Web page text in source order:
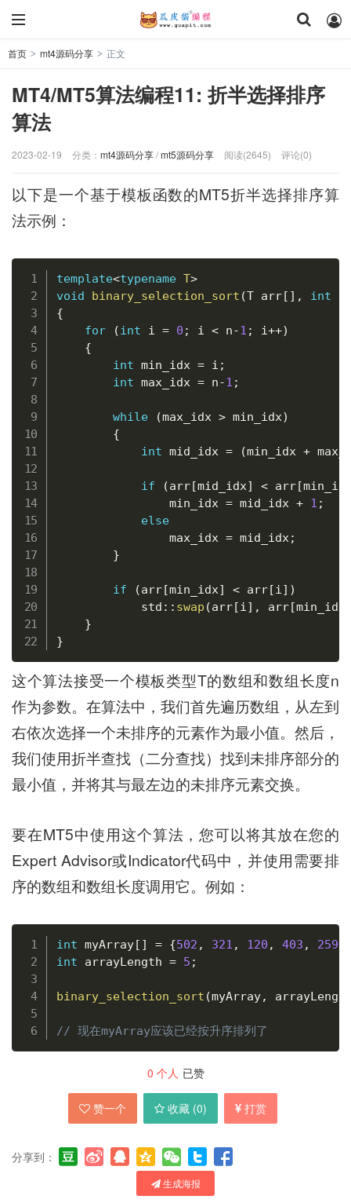
首页 > mt4源码分享 > 正文
MT4/MT5算法编程11: 折半选择排序
算法
2023-02-19 分类： mt4源码分享/mt5源码分享 阅读(2645) 评论(0)
以下是一个基于模板函数的MT5折半选择排序算
法示例：
template<typename T>
void
binary_selection_sort (T arr[ ] , int
{
for
(int i = 0 ; i < n-1 ; i++)
{
int min_idx = i ;
int max_idx = n-1 ;
while (max_idx > min_idx)
{
int mid_idx = (min_idx +
if (arr[mid_idx] < arr[
                min_idx
= mid_idx + 1 ;
else
                max_idx
= mid_idx ;
}
if (arr[min_idx] < arr[i ] )
            std
:: swap (arr[i ] , arr[min_idx
}
}
这个算法接受一个模板类型T的数组和数组长度n
作为参数。在算法中，我们首先遍历数组，从左到
右依次选择一个未排序的元素作为最小值。然后，
我们使用折半查找（二分查找）找到未排序部分的
最小值，并将其与最左边的未排序元素交换。
要在MT5中使用这个算法，您可以将其放在您的
Expert Advisor或Indicator代码中，并使用需要排
序的数组和数组长度调用它。例如：
int myArray[ ] = {502 , 321 , 120 , 403 , 259
int arrayLength = 5 ;
binary_selection_sort (myArray,
// 现在myArray应该已经按升序排列了
复制
0 个人 已赞
赞一个 收藏 (0) 打赏
分享到：
生成海报